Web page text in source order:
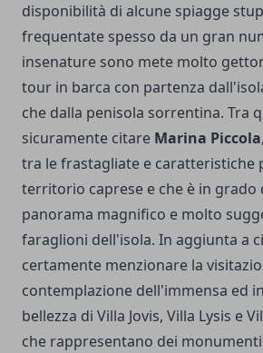
disponibilità di alcune spiagge
frequentate spesso da un gran
insenature sono mete molto
tour in barca con partenza
che dalla penisola sorrentina. Tra
sicuramente citare Marina Piccola
tra le frastagliate e caratteristiche
territorio caprese e che è in grado
panorama magnifico e molto
faraglioni dell'isola. In aggiunta a
certamente menzionare la
contemplazione dell'immensa ed
bellezza di Villa Jovis, Villa Lysis e
che rappresentano dei